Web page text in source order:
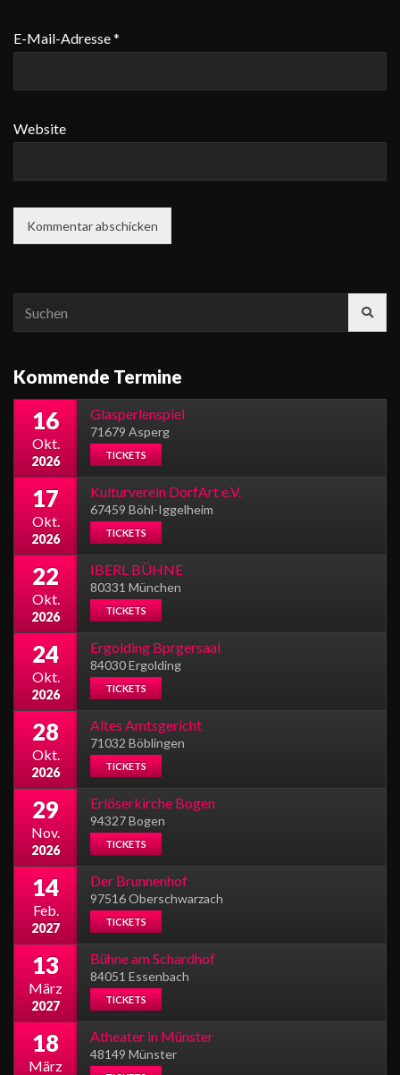
E-Mail-Adresse*
Website
for:
Kommende Termine
16
Okt.
2026
Glasperlenspiel
71679 Asperg
TICKETS
17
Okt.
2026
Kulturverein DorfArt e.V.
67459 Böhl-Iggelheim
TICKETS
22
Okt.
2026
IBERL BÜHNE
80331 München
TICKETS
24
Okt.
2026
Ergolding Bprgersaal
84030 Ergolding
TICKETS
28
Okt.
2026
Altes Amtsgericht
71032 Böblingen
TICKETS
29
Nov.
2026
Erlöserkirche Bogen
94327 Bogen
TICKETS
14
Feb.
2027
Der Brunnenhof
97516 Oberschwarzach
TICKETS
13
März
2027
Bühne am Schardhof
84051 Essenbach
TICKETS
18
März
Atheater in Münster
48149 Münster